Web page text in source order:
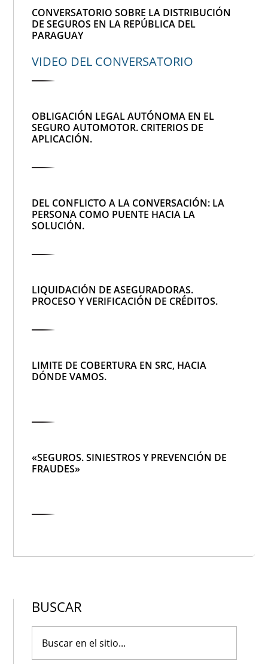
CONVERSATORIO SOBRE LA DISTRIBUCIÓN
DE SEGUROS EN LA REPÚBLICA DEL
PARAGUAY
VIDEO DEL CONVERSATORIO
OBLIGACIÓN LEGAL AUTÓNOMA EN EL
SEGURO AUTOMOTOR. CRITERIOS DE
APLICACIÓN.
DEL CONFLICTO A LA CONVERSACIÓN: LA
PERSONA COMO PUENTE HACIA LA
SOLUCIÓN.
LIQUIDACIÓN DE ASEGURADORAS.
PROCESO Y VERIFICACIÓN DE CRÉDITOS.
LIMITE DE COBERTURA EN SRC, HACIA
DÓNDE VAMOS.
«SEGUROS. SINIESTROS Y PREVENCIÓN DE
FRAUDES»
BUSCAR